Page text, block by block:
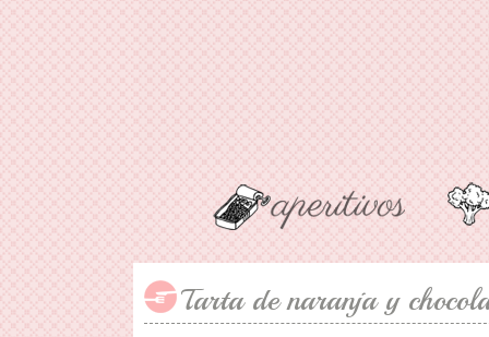
Tarta de naranja y